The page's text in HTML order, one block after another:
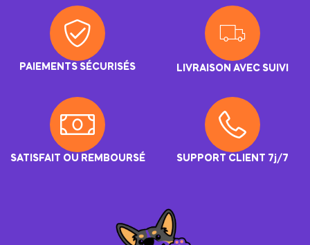
PAIEMENTS SÉCURISÉS LIVRAISON AVEC SUIVI
SATISFAIT OU REMBOURSÉ SUPPORT CLIENT 7j/7